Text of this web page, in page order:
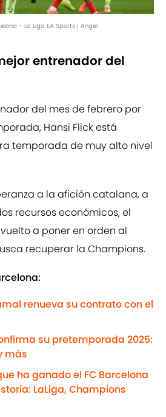
- La Liga EA Sports | Angel
entrenador del
del mes de febrero por
Hansi Flick está
temporada de muy alto nivel
a la afición catalana, a
recursos económicos, el
a poner en orden al
recuperar la Champions.
renueva su contrato con el
su pretemporada 2025:
más
ha ganado el FC Barcelona
LaLiga, Champions